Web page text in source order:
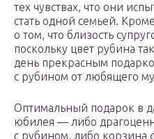
тех чувствах, что они
стать одной семьей.
о том, что близость
поскольку цвет рубина
день прекрасным
с рубином от любящего
Оптимальный подарок в
юбилея — либо
с рубином, либо корзина